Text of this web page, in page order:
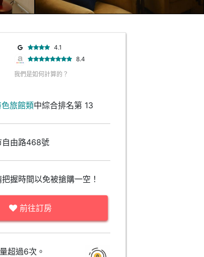
4.1
8.4
我們是如何計算的？
旅館類中綜合排名第 13
自由路468號
握時間以免被搶購一空！
前往訂房
超過6次。